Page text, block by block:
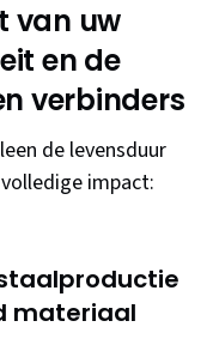
van uw
en de
verbinders
de levensduur
impact:
materiaal